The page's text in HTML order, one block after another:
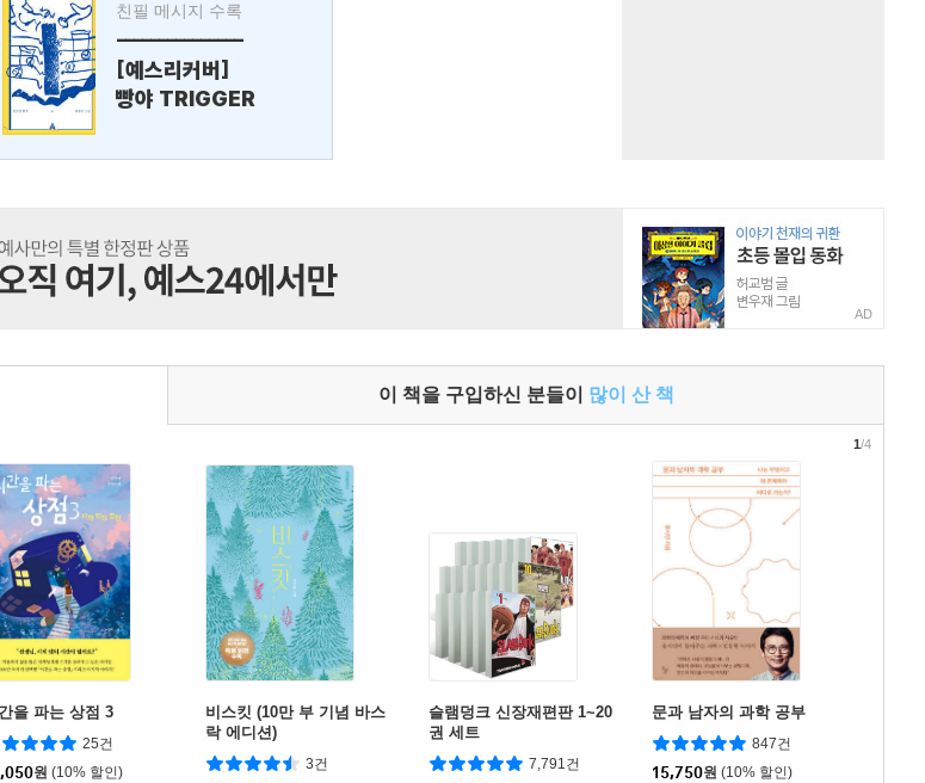
친필 메시지 수록
---------------
[예스리커버]
빵야 TRIGGER
AD
이 책을 구입하신 분들이 많이 산 책
을 파는 상점 3
25건
원 (10% 할인)
비스킷 (10만 부 기념 바스
락 에디션)
3건
슬램덩크 신장재편판 1~20
권 세트
7,791건
문과 남자의 과학 공부
847건
15,750원 (10% 할인)
1/4